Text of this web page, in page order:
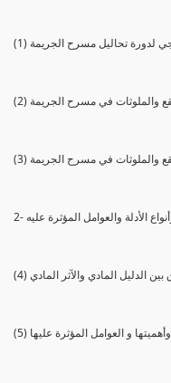
لدورة تحاليل مسرح الجريمة
والملوثات في مسرح الجريمة
والملوثات في مسرح الجريمة
الأدلة والعوامل المؤثرة عليه
بين الدليل المادي والآثر المادي
وأهميتها و العوامل المؤثرة عليها